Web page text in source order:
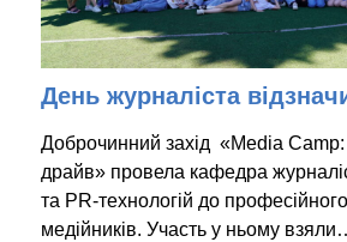
День журналіста
Доброчинний захід «Media Camp:
драйв» провела кафедра
та PR-технологій до
медійників. Участь у ньому